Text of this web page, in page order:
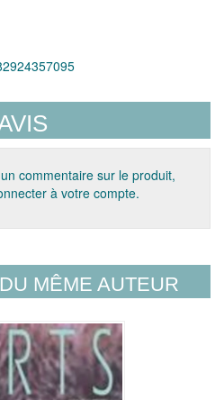
commentaire sur le produit,
à votre compte.
MÊME AUTEUR